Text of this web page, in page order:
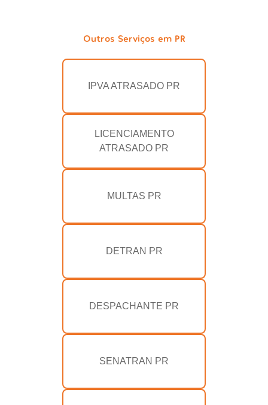
Outros Serviços em PR
IPVA ATRASADO PR
LICENCIAMENTO
ATRASADO PR
MULTAS PR
DETRAN PR
DESPACHANTE PR
SENATRAN PR